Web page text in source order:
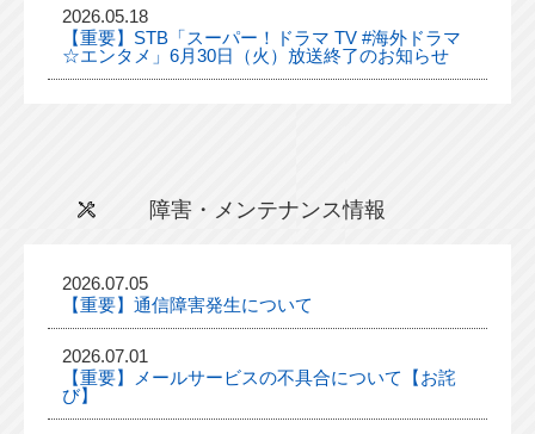
2026.05.18
【重要】STB「スーパー！ドラマ TV #海外ドラマ
☆エンタメ」6月30日（火）放送終了のお知らせ
障害・メンテナンス情報
2026.07.05
【重要】通信障害発生について
2026.07.01
【重要】メールサービスの不具合について【お詫
び】